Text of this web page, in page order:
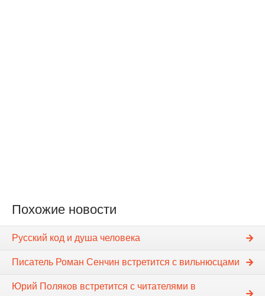
Похожие новости
Русский код и душа человека
Писатель Роман Сенчин встретится с вильнюсцами
Юрий Поляков встретится с читателями в